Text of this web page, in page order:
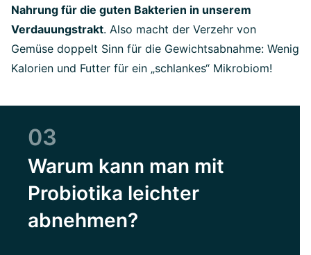
Nahrung für die guten Bakterien in unserem
Verdauungstrakt. Also macht der Verzehr von
Gemüse doppelt Sinn für die Gewichtsabnahme: Wenig
Kalorien und Futter für ein „schlankes“ Mikrobiom!
03
Warum kann man mit
Probiotika leichter
abnehmen?